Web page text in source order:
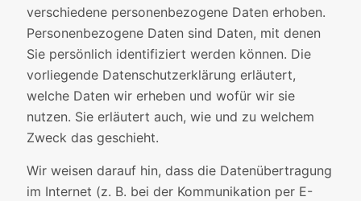
verschiedene personenbezogene Daten erhoben.
Personenbezogene Daten sind Daten, mit denen
Sie persönlich identifiziert werden können. Die
vorliegende Datenschutzerklärung erläutert,
welche Daten wir erheben und wofür wir sie
nutzen. Sie erläutert auch, wie und zu welchem
Zweck das geschieht.
Wir weisen darauf hin, dass die Datenübertragung
im Internet (z. B. bei der Kommunikation per E-